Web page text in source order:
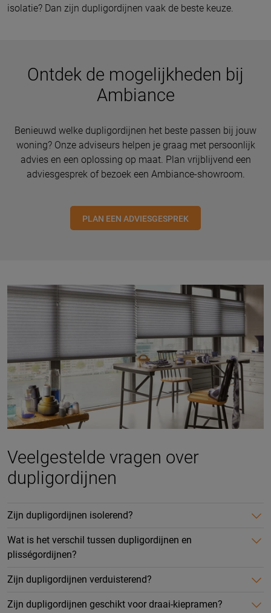
isolatie? Dan zijn dupligordijnen vaak de beste keuze.
Ontdek de mogelijkheden bij
Ambiance
Benieuwd welke dupligordijnen het beste passen bij jouw
woning? Onze adviseurs helpen je graag met persoonlijk
advies en een oplossing op maat. Plan vrijblijvend een
adviesgesprek of bezoek een Ambiance-showroom.
PLAN EEN ADVIESGESPREK
Veelgestelde vragen over
dupligordijnen
Zijn dupligordijnen isolerend?
Wat is het verschil tussen dupligordijnen en
plisségordijnen?
Zijn dupligordijnen verduisterend?
Zijn dupligordijnen geschikt voor draai-kiepramen?